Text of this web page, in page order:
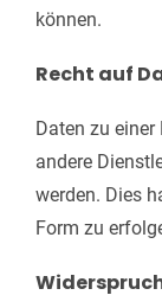
können.
Recht auf
Daten zu
andere
werden. Dies
Form zu